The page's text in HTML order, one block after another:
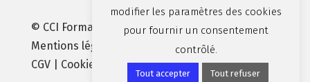
© CCI Formation Aix-Marseille-Provence |
Mentions légales
Politique de confidentialité
CGV| Cookies : Préférences| parBrandparty
modifier les paramètres des cookies
pour fournir un consentement
contrôlé.
Tout accepter Tout refuser